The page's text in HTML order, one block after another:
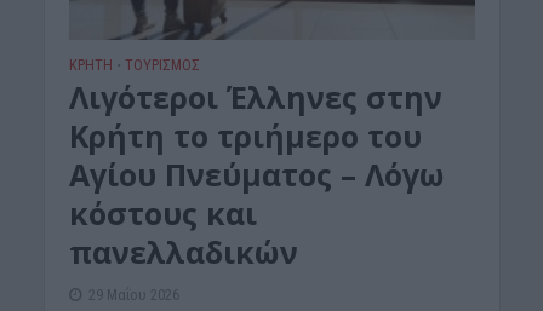
ΚΡΗΤΗ • ΤΟΥΡΙΣΜΟΣ
Λιγότεροι Έλληνες στην
Κρήτη το τριήμερο του
Αγίου Πνεύματος – Λόγω
κόστους και
πανελλαδικών
29 Μαΐου 2026